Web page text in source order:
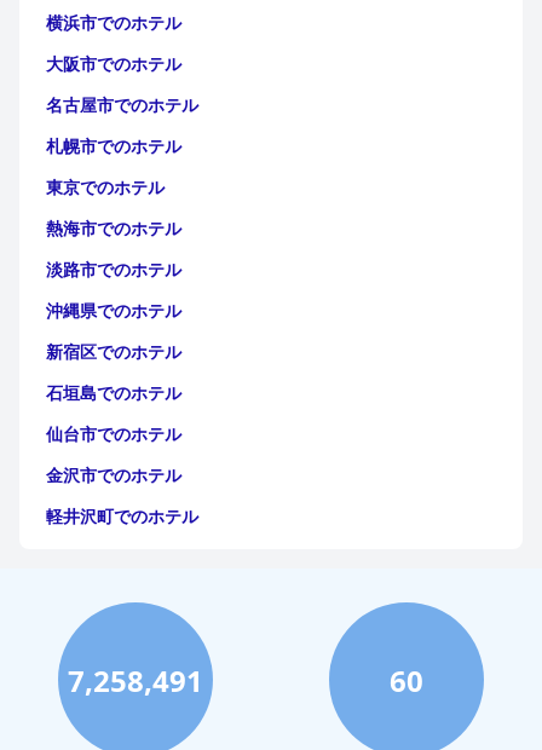
利点としてよく言及されています。一部のゲストは駐車スペース
のサイズと利用可能性に軽微な課題を経験していますが、これら
の問題は比較的まれです。
全体として、ベストウェスタン プラス エクセルシオール シャモ
ニー ホテル ＆ スパ (Excelsior Chamonix Hôtel)
適な宿泊施設を備えた静かな逃避を提供しますが、すべてのゲス
ます。
横浜市でのホテル
大阪市でのホテル
名古屋市でのホテル
札幌市でのホテル
東京でのホテル
熱海市でのホテル
淡路市でのホテル
沖縄県でのホテル
新宿区でのホテル
石垣島でのホテル
仙台市でのホテル
金沢市でのホテル
軽井沢町でのホテル
神戸市でのホテル
宮古島でのホテル
函館市でのホテル
ハワイイでのホテル
7,258,491 60